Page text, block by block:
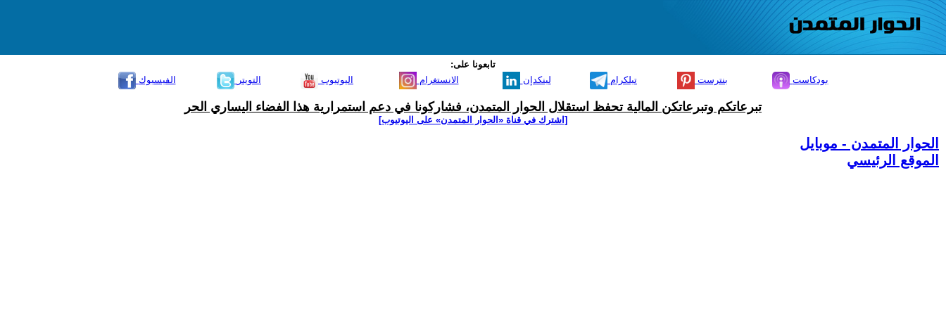
تابعونا على:
الفيسبوك
التويتر اليوتيوب الانستغرام لينكدإن تيلكرام بنترست بودكاست
تبرعاتكم وتبرعاتكن المالية تحفظ استقلال الحوار المتمدن، فشاركونا في دعم استمرارية هذا الفضاء اليساري الحر
[اشترك في قناة ‫«الحوار المتمدن» على اليوتيوب]
الحوار المتمدن - موبايل
الموقع الرئيسي